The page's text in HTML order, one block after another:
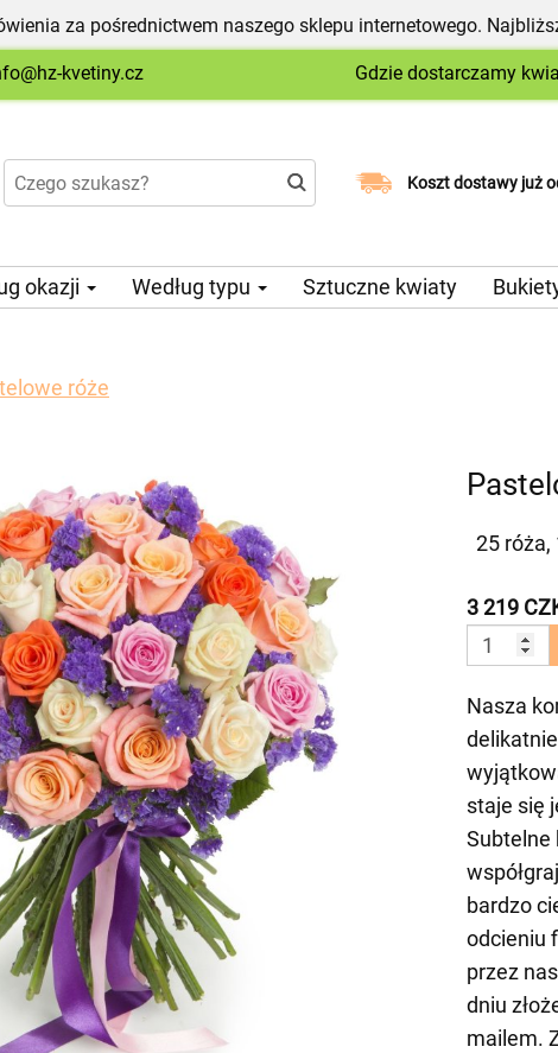
za pośrednictwem naszego sklepu internetowego.
kvetiny.cz Gdzie dostarczamy
Koszt dostawy już
Wybierz datę
okazji Według typu Sztuczne kwiaty
róże
25 róża,
3 219
Nasza
staje się
Subtelne
bardzo
odcieniu
przez
dniu
mailem.